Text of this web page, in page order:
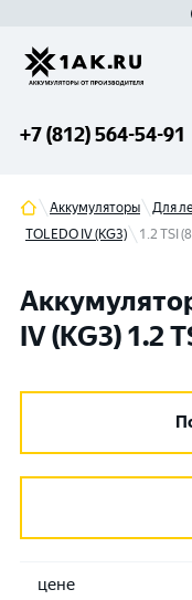
+7 (812) 564-54-91
Аккумуляторы Для
TOLEDO IV (KG3)
1.2 TSI
IV (KG3) 1.2
цене
Гатчина